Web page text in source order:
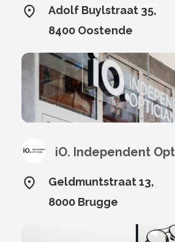
Adolf Buylstraat 35,
8400 Oostende
Geldmuntstraat 13,
8000 Brugge